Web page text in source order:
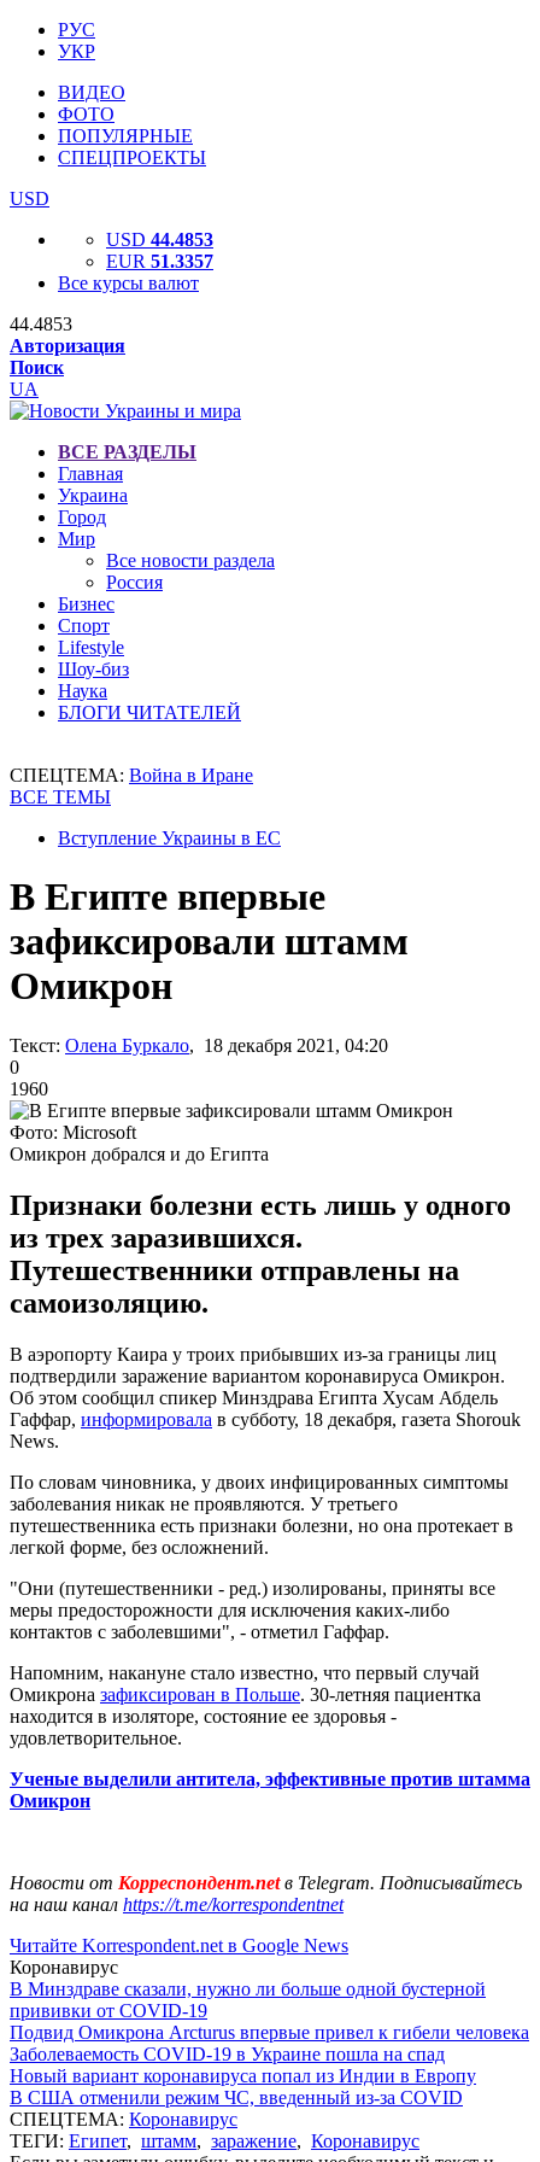
РУС
УКР
ВИДЕО
ФОТО
ПОПУЛЯРНЫЕ
СПЕЦПРОЕКТЫ
USD
USD 44.4853
EUR 51.3357
Все курсы валют
44.4853
Авторизация
Поиск
UA
ВСЕ РАЗДЕЛЫ
Главная
Украина
Город
Мир
Все новости раздела
Россия
Бизнес
Спорт
Lifestyle
Шоу-биз
Наука
БЛОГИ ЧИТАТЕЛЕЙ
СПЕЦТЕМА: Война в Иране
ВСЕ ТЕМЫ
Вступление Украины в ЕС
В Египте впервые
зафиксировали штамм
Омикрон
Текст: Олена Буркало, 18 декабря 2021, 04:20
0
1960
Фото: Microsoft
Омикрон добрался и до Египта
Признаки болезни есть лишь у одного
из трех заразившихся.
Путешественники отправлены на
самоизоляцию.
В аэропорту Каира у троих прибывших из-за границы лиц
подтвердили заражение вариантом коронавируса Омикрон.
Об этом сообщил спикер Минздрава Египта Хусам Абдель
Гаффар, информировала в субботу, 18 декабря, газета Shorouk
News.
По словам чиновника, у двоих инфицированных симптомы
заболевания никак не проявляются. У третьего
путешественника есть признаки болезни, но она протекает в
легкой форме, без осложнений.
"Они (путешественники - ред.) изолированы, приняты все
меры предосторожности для исключения каких-либо
контактов с заболевшими", - отметил Гаффар.
Напомним, накануне стало известно, что первый случай
Омикрона зафиксирован в Польше. 30-летняя пациентка
находится в изоляторе, состояние ее здоровья -
удовлетворительное.
Ученые выделили антитела, эффективные против штамма
Омикрон
Новости от Корреспондент.netв Telegram. Подписывайтесь
на наш канал https://t.me/korrespondentnet
Читайте Korrespondent.net в Google News
Коронавирус
В Минздраве сказали, нужно ли больше одной бустерной
прививки от COVID-19
Подвид Омикрона Arcturus впервые привел к гибели человека
Заболеваемость COVID-19 в Украине пошла на спад
Новый вариант коронавируса попал из Индии в Европу
В США отменили режим ЧС, введенный из-за COVID
СПЕЦТЕМА: Коронавирус
ТЕГИ: Египет, штамм, заражение, Коронавирус